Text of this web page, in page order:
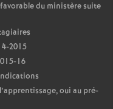
du ministère suite
2015
16
oui au pré-